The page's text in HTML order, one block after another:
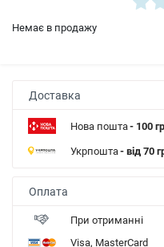
Немає в продажу
Доставка
Нова пошта- 100
Укрпошта- від 70
Оплата
При отриманні
Visa, MasterCard